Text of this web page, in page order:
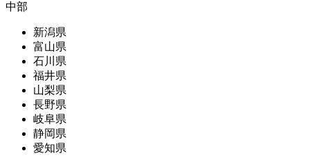
中部
新潟県
富山県
石川県
福井県
山梨県
長野県
岐阜県
静岡県
愛知県